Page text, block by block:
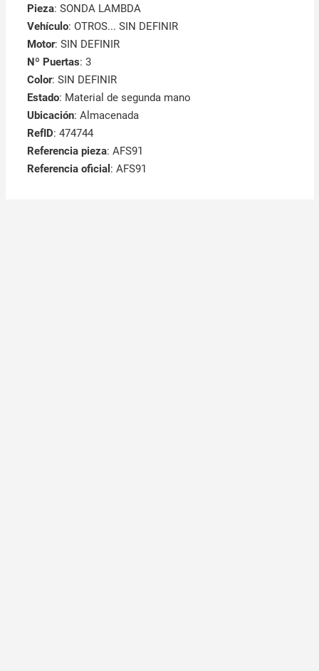
Pieza: SONDA LAMBDA
Vehículo: OTROS... SIN DEFINIR
Motor: SIN DEFINIR
Nº Puertas: 3
Color: SIN DEFINIR
Estado: Material de segunda mano
Ubicación: Almacenada
RefID: 474744
Referencia pieza: AFS91
Referencia oficial : AFS91